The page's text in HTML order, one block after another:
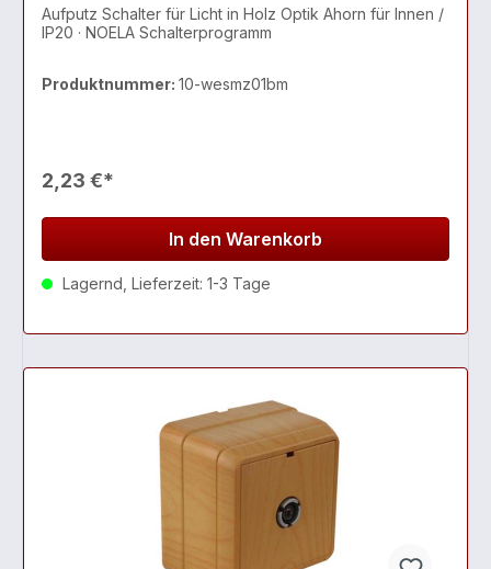
Aufputz Schalter für Licht in Holz Optik Ahorn für Innen /
IP20 · NOELA Schalterprogramm
Produktnummer: 10-wesmz01bm
2,23 €*
In den Warenkorb
Lagernd, Lieferzeit: 1-3 Tage